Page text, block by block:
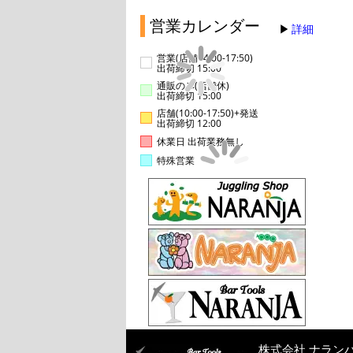
営業カレンダー 詳細
営業(店舗14:00-17:50)
出荷締切 15:00
通販のみ(店舗休)
出荷締切 15:00
店舗(10:00-17:50)+発送
出荷締切 12:00
休業日 出荷業務無し
特殊営業
株式会社 ナラン